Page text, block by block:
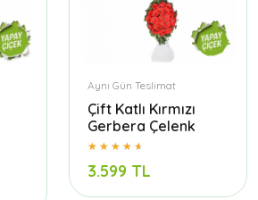
Aynı Gün Teslimat
Çift Katlı Kırmızı
Gerbera Çelenk
3.599 TL